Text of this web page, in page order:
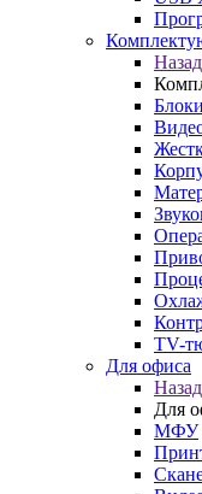
Назад
TV-
Для офиса
Назад
Для
МФУ